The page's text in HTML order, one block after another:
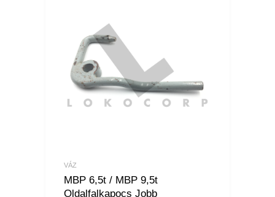
VÁZ
MBP 6,5t / MBP 9,5t
Oldalfalkapocs Jobb